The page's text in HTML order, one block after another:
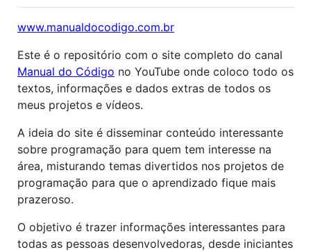
www.manualdocodigo.com.br
Este é o repositório com o site completo do canal
Manual do Código no YouTube onde coloco todo os
textos, informações e dados extras de todos os
meus projetos e vídeos.
A ideia do site é disseminar conteúdo interessante
sobre programação para quem tem interesse na
área, misturando temas divertidos nos projetos de
programação para que o aprendizado fique mais
prazeroso.
O objetivo é trazer informações interessantes para
todas as pessoas desenvolvedoras, desde iniciantes